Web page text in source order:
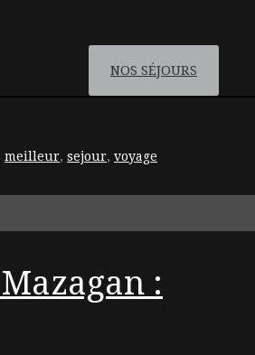
NOS SÉJOURS
meilleur, sejour, voyage
: